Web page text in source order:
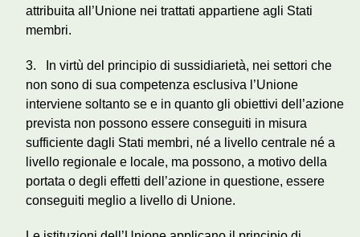
attribuita all’Unione nei trattati appartiene agli Stati
membri.
3. In virtù del principio di sussidiarietà, nei settori che
non sono di sua competenza esclusiva l’Unione
interviene soltanto se e in quanto gli obiettivi dell’azione
prevista non possono essere conseguiti in misura
sufficiente dagli Stati membri, né a livello centrale né a
livello regionale e locale, ma possono, a motivo della
portata o degli effetti dell’azione in questione, essere
conseguiti meglio a livello di Unione.